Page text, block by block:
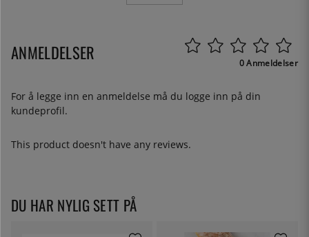
ANMELDELSER 0 Anmeldelser
For å legge inn en anmeldelse må du logge inn på din
kundeprofil.
This product doesn't have any reviews.
DU HAR NYLIG SETT PÅ